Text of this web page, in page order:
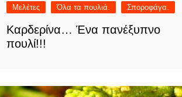
Μελέτες
Όλα τα πουλιά. Σποροφάγα.
Καρδερίνα… Ένα πανέξυπνο
πουλί!!!